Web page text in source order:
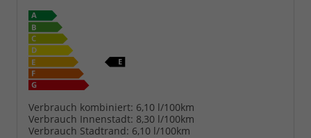
Verbrauch kombiniert: 6,10 l/100km
Verbrauch Innenstadt: 8,30 l/100km
Verbrauch Stadtrand: 6,10 l/100km